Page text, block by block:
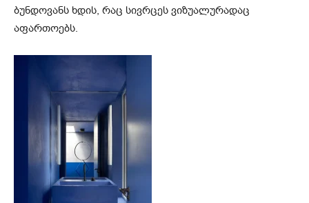
ბუნდოვანს ხდის, რაც სივრცეს ვიზუალურადაც
აფართოებს.